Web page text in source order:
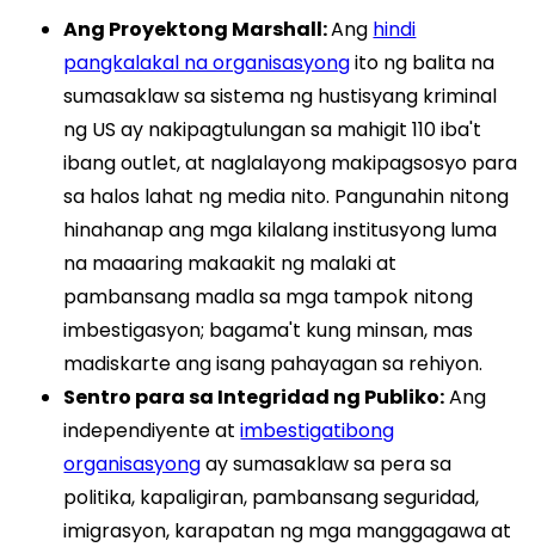
Ang Proyektong Marshall:Ang hindi
pangkalakal na organisasyongito ng balita na
sumasaklaw sa sistema ng hustisyang kriminal
ng US ay nakipagtulungan sa mahigit 110 iba't
ibang outlet, at naglalayong makipagsosyo para
sa halos lahat ng media nito. Pangunahin nitong
hinahanap ang mga kilalang institusyong luma
na maaaring makaakit ng malaki at
pambansang madla sa mga tampok nitong
imbestigasyon; bagama't kung minsan, mas
madiskarte ang isang pahayagan sa rehiyon.
Sentro para sa Integridad ng Publiko:Ang
independiyente atimbestigatibong
organisasyongay sumasaklaw sa pera sa
politika, kapaligiran, pambansang seguridad,
imigrasyon, karapatan ng mga manggagawa at